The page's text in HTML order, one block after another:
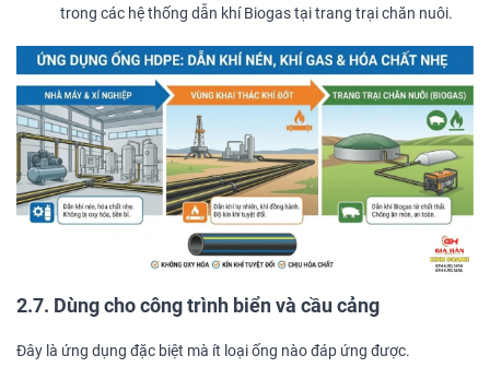
trong các hệ thống dẫn khí Biogas tại trang trại chăn nuôi.
2.7. Dùng cho công trình biển và cầu cảng
Đây là ứng dụng đặc biệt mà ít loại ống nào đáp ứng được.